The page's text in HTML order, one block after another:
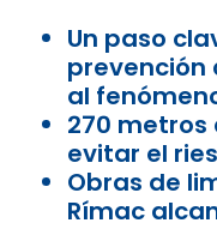
Un paso
prevención
al
270
evitar el
Obras de
Rímac